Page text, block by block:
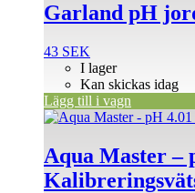
Garland pH
43 SEK
I lager
Kan skickas idag
Lägg till i vagn
Aqua Master –